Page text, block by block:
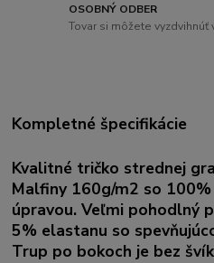
OSOBNÝ ODBER
Tovar si môžete vyzdvihnúť
Kompletné špecifikácie
Kvalitné tričko strednej
Malfiny 160g/m2 so
úpravou. Veľmi pohodlný
5% elastanu so
Trup po bokoch je bez